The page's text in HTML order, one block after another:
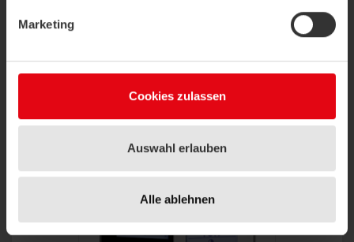
Marketing
Cookies zulassen
Auswahl erlauben
Alle ablehnen
Anwendungsoptimierte Ausführungen in 24 V und
Raumregler JOY finden Sie hier: